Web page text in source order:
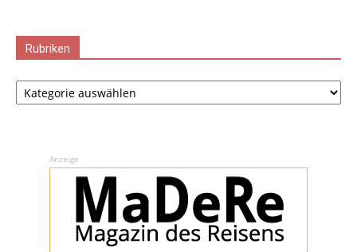
Rubriken
Rubriken
Anzeige